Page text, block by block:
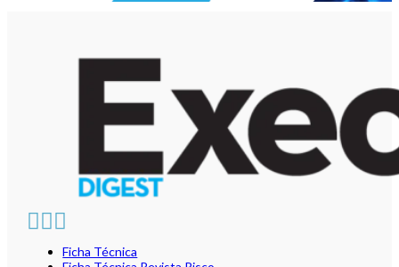
Ficha Técnica